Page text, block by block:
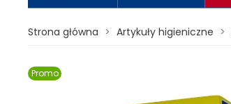
Strona główna Artykuły higieniczne
Promo